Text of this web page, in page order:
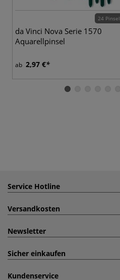
24 Pinsel
da Vinci Nova Serie 1570
Aquarellpinsel
ab 2,97 €
Service Hotline
Versandkosten
Newsletter
Sicher einkaufen
Kundenservice